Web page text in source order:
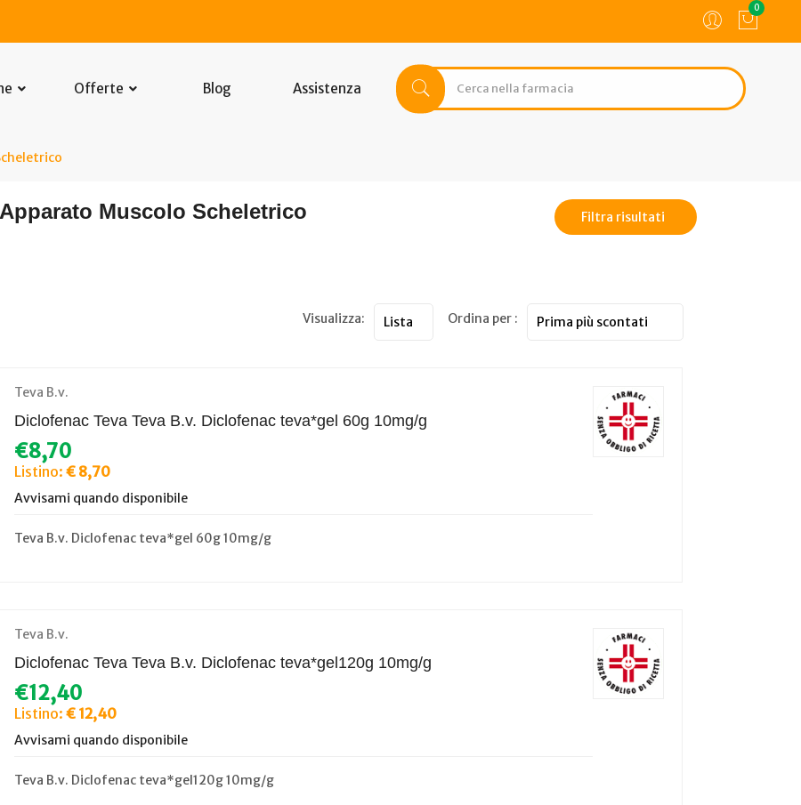
0
Offerte Blog Assistenza
Muscolo Scheletrico Filtra risultati
Visualizza: Ordina per :
Teva B.v.
Diclofenac Teva Teva B.v. Diclofenac teva*gel 60g 10mg/g
€8,70
Listino:€ 8,70
Avvisami quando disponibile
Teva B.v. Diclofenac teva*gel 60g 10mg/g
Teva B.v.
Diclofenac Teva Teva B.v. Diclofenac teva*gel120g 10mg/g
€12,40
Listino:€ 12,40
Avvisami quando disponibile
Teva B.v. Diclofenac teva*gel120g 10mg/g